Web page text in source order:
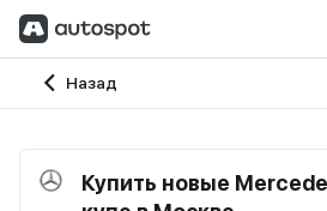
Назад
Главная
Купить новые